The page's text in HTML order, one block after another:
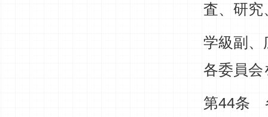
査、研
学級副、
各委員
第44条